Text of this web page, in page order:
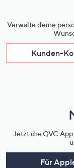
Verwalte deine
Kunden-
Jetzt die QVC
Für